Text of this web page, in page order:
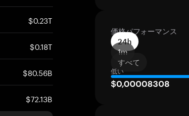
価格パフォーマンス
24h
1m
すべて
低い
$0,00008308
$0.23T
$0.18T
$80.56B
$72.13B